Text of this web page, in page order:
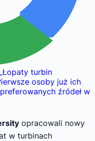
„Łopaty turbin
osoby już ich
źródeł w
opracowali nowy
w turbinach